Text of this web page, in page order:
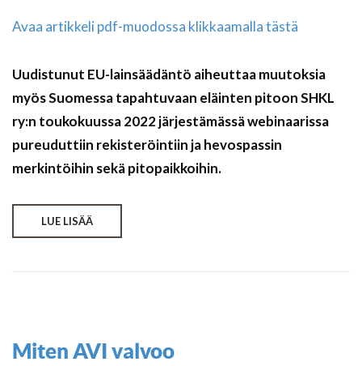
Avaa artikkeli pdf-muodossa klikkaamalla tästä
Uudistunut EU-lainsäädäntö aiheuttaa muutoksia
myös Suomessa tapahtuvaan eläinten pitoon SHKL
ry:n toukokuussa 2022 järjestämässä webinaarissa
pureuduttiin rekisteröintiin ja hevospassin
merkintöihin sekä pitopaikkoihin.
LUE LISÄÄ
Miten AVI valvoo